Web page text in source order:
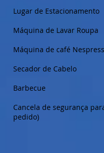
Lugar de Estacionamento
Máquina de Lavar Roupa
Máquina de café
Secador de Cabelo
Barbecue
Cancela de segurança
pedido)